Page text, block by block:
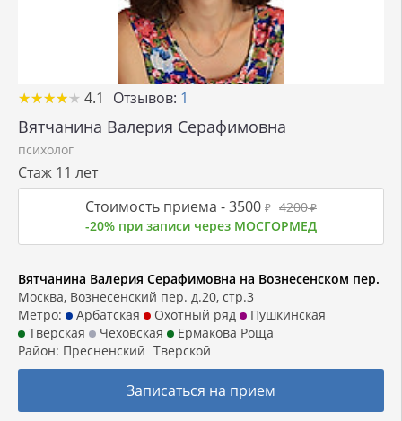
★★★★★
★★★★★ 4.1 Отзывов: 1
Вятчанина Валерия Серафимовна
психолог
Стаж 11 лет
Стоимость приема -3500 ₽ 4200₽
-20% при записи через МОСГОРМЕД
Вятчанина Валерия Серафимовна на Вознесенском пер.
Москва, Вознесенский пер. д.20, стр.3
Метро:
Арбатская Охотный ряд
Пушкинская
Тверская
Чеховская
Ермакова Роща
Район: Пресненский Тверской
Записаться на прием